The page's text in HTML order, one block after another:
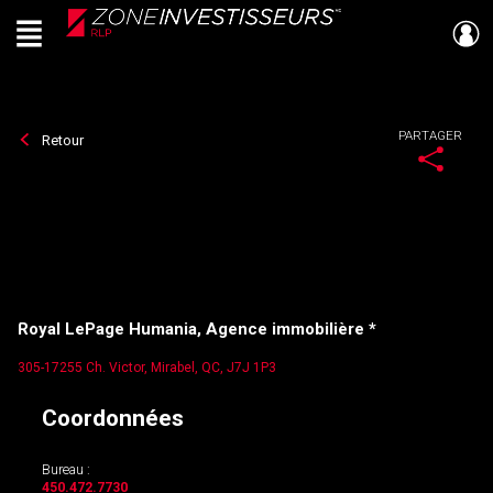
Live
En Direct
Menu
Retour PARTAGER
Royal LePage Humania, Agence immobilière *
305-17255 Ch. Victor, Mirabel, QC, J7J 1P3
Coordonnées
Bureau :
450.472.7730